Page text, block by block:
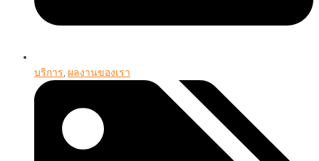
บริการ ผลงานของเรา